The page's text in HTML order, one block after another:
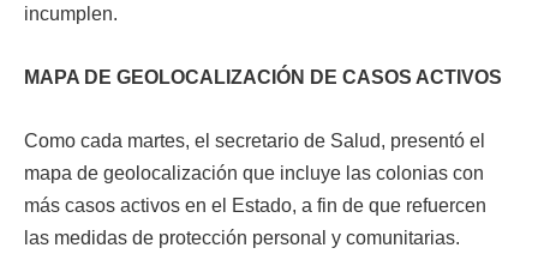
incumplen.
MAPA DE GEOLOCALIZACIÓN DE CASOS ACTIVOS
Como cada martes, el secretario de Salud, presentó el
mapa de geolocalización que incluye las colonias con
más casos activos en el Estado, a fin de que refuercen
las medidas de protección personal y comunitarias.